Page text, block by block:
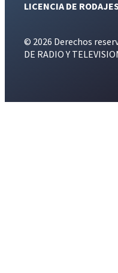
LICENCIA DE
© 2026 Derechos
DE RADIO Y